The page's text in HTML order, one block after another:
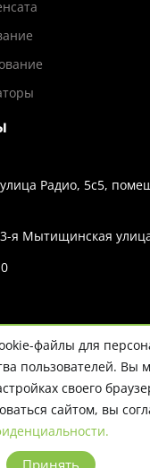
Радио, 5с5,
я Мытищинская
несет информационный
не является
файлы для
пользователей. Вы
своего
сайтом, вы
Принять